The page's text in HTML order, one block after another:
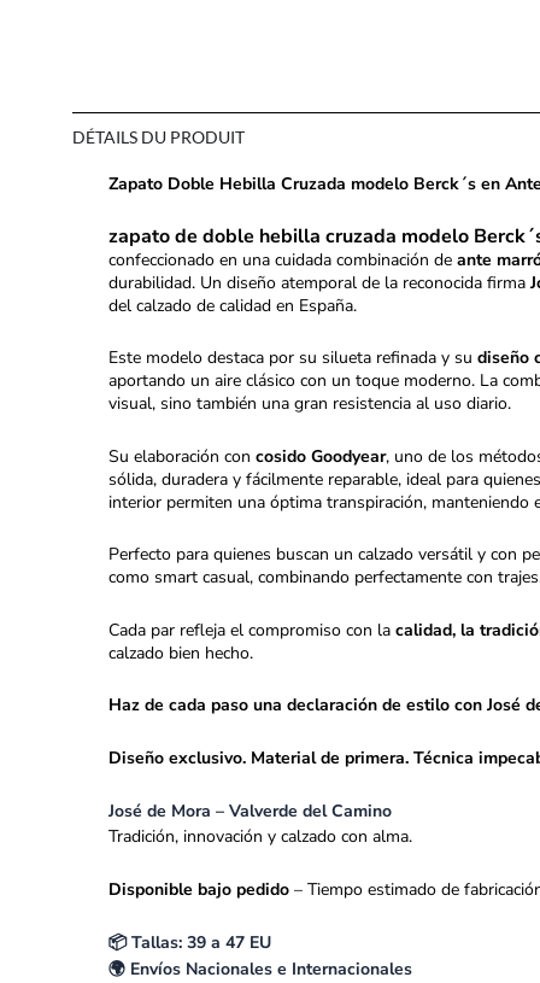
DÉTAILS DU PRODUIT
Zapato Doble Hebilla Cruzada modelo Berck´s en
zapato de doble hebilla cruzada modelo
confeccionado en una cuidada combinación de ante
durabilidad. Un diseño atemporal de la reconocida firma
del calzado de calidad en España.
Este modelo destaca por su silueta refinada y su diseño
aportando un aire clásico con un toque moderno. La
visual, sino también una gran resistencia al uso diario.
Su elaboración con cosido Goodyear, uno de los
sólida, duradera y fácilmente reparable, ideal para
interior permiten una óptima transpiración,
Perfecto para quienes buscan un calzado versátil y con
como smart casual, combinando perfectamente con
Cada par refleja el compromiso con la calidad, la
calzado bien hecho.
Haz de cada paso una declaración de estilo con José
Diseño exclusivo. Material de primera. Técnica
José de Mora – Valverde del Camino
Tradición, innovación y calzado con alma.
Disponible bajo pedido – Tiempo estimado de
📦 Tallas: 39 a 47 EU
🌍 Envíos Nacionales e Internacionales